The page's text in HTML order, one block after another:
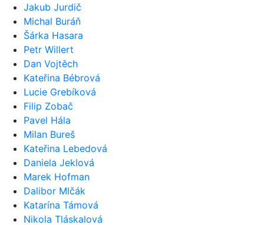
Jakub Jurdič
Michal Buráň
Šárka Hasara
Petr Willert
Dan Vojtěch
Kateřina Bébrová
Lucie Grebíková
Filip Zobač
Pavel Hála
Milan Bureš
Kateřina Lebedová
Daniela Jeklová
Marek Hofman
Dalibor Mlčák
Katarína Támová
Nikola Tláskalová